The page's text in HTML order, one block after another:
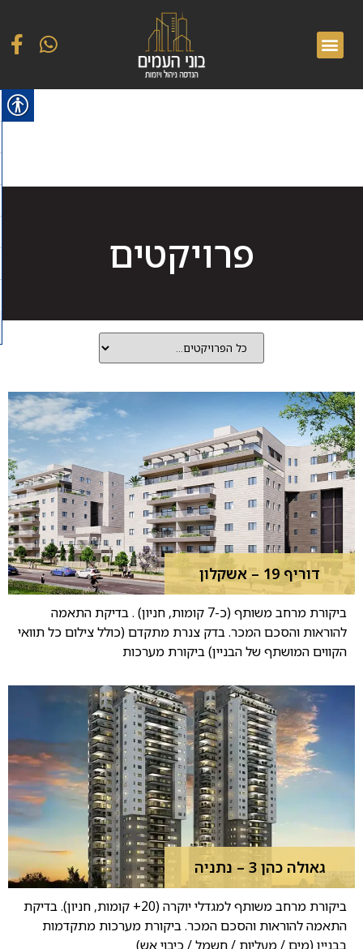
פרויקטים
דוריף 19 – אשקלון
ביקורת מרחב משותף (כ-7 קומות, חניון) . בדיקת התאמה
להוראות והסכם המכר. בדק צנרת מתקדם (כולל צילום כל תוואי
הקווים המושתף של הבניין) ביקורת מערכות
גאולה כהן 3 – נתניה
ביקורת מרחב משותף למגדלי יוקרה (20+ קומות, חניון). בדיקת
התאמה להוראות והסכם המכר. ביקורת מערכות מתקדמות
בבניין (מים / מעליות / חשמל / כיבוי אש)